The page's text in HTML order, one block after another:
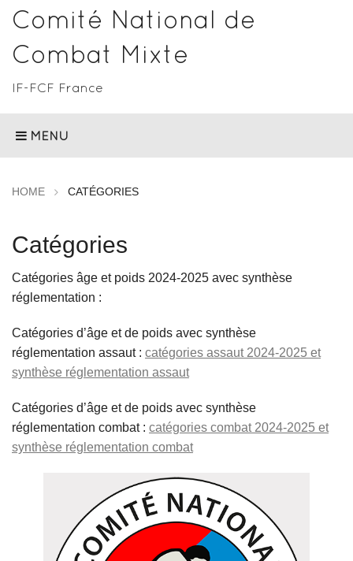
Comité National de
Combat Mixte
IF-FCF France
MENU
HOME CATÉGORIES
Catégories
Catégories âge et poids 2024-2025 avec synthèse
réglementation :
Catégories d’âge et de poids avec synthèse
réglementation assaut : catégories assaut 2024-2025 et
synthèse réglementation assaut
Catégories d’âge et de poids avec synthèse
réglementation combat : catégories combat 2024-2025 et
synthèse réglementation combat